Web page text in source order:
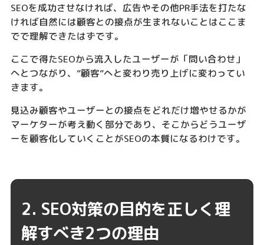
SEOを成功させなければ、広告やその他PR手法を打たな
ければ自然には顧客との接点が生まれないことはここま
でで理解できたはずです。
ここで得たSEOから流入したユーザーが「問い合わせ」
へとつながり、”顧客”へと変わり売り上げに変わってい
きます。
見込み顧客やユーザーとの接点をどれだけ増やせるかが
マーケターが考え動く部分であり、そこからどうユーザ
ーを顧客化していくことがSEOの本質になるわけです。
2. SEO対策の目的を正しく理
解すべき2つの理由